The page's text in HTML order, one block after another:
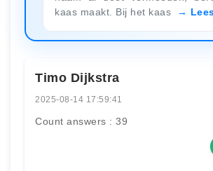
kaas maakt. Bij het kaas
Timo Dijkstra
2025-08-14 17:59:41
Count answers : 39